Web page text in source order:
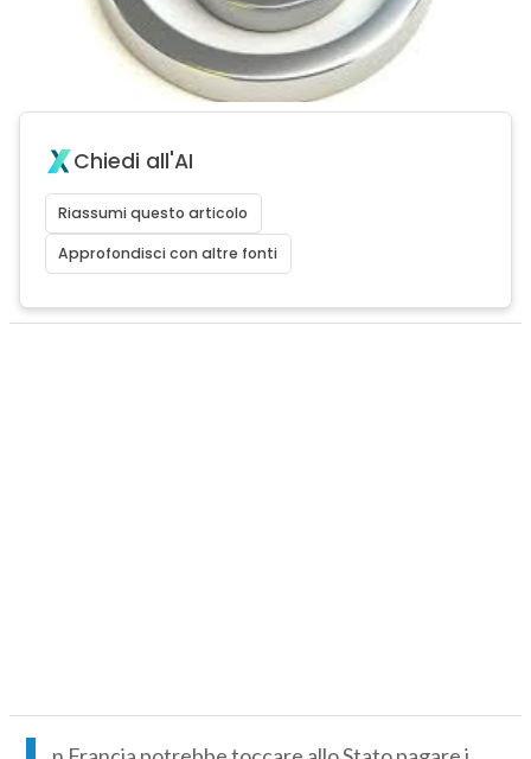
Chiedi all'AI
Riassumi questo articolo
Approfondisci con altre fonti